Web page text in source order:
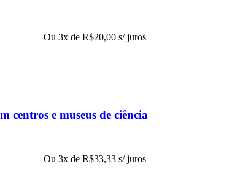
Ou 3x de R$20,00 s/ juros
centros e museus de ciência
Ou 3x de R$33,33 s/ juros